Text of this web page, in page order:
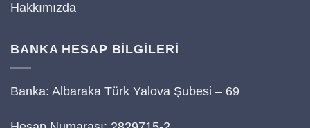
Hakkımızda
BANKA HESAP BİLGİLERİ
Banka: Albaraka Türk Yalova Şubesi – 69